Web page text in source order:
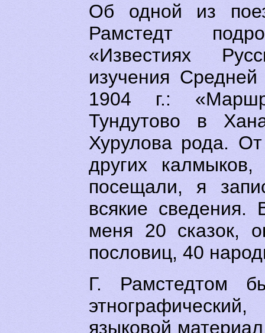
Об одной из
Рамстедт
«Известиях
изучения
1904 г.:
Тундутово в
Хурулова рода.
других
посещали, я
всякие сведения.
меня 20 сказок,
пословиц, 40
Г. Рамстедтом
языковой